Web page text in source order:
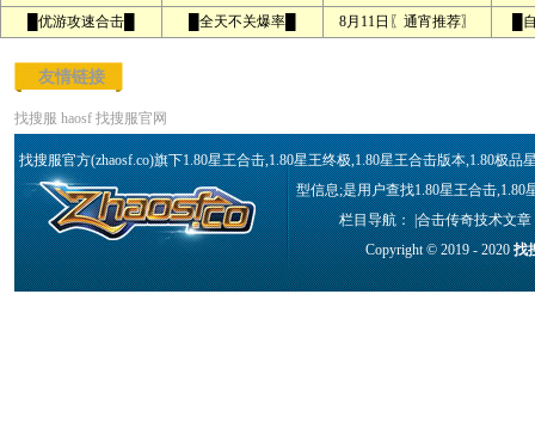
█优游攻速合击█
█全天不关爆率█ 8月11日〖通宵推荐〗 █
友情链接
找搜服 haosf 找搜服官网
找搜服官方(zhaosf.co)旗下1.80星王合击,1.80星王终极,1.80星王合击版本,1.80极
型信息;是用户查找1.80星王合击,1.80
栏目导航： |合击传奇技术文章
Copyright © 2019 - 2020找